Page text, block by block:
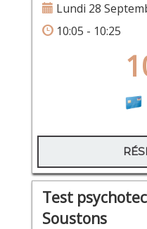
Lundi 28
10:05 - 10:25
Test
Soustons